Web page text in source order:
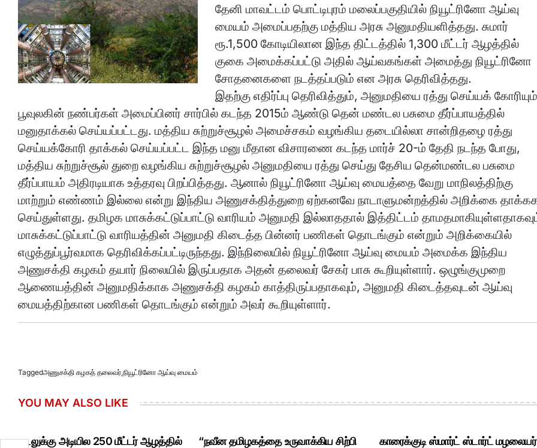
தேனி மாவட்டம் பொட்டிபுரம் மலைப்பகுதியில் நியூட்ரினோ ஆய்வு
மையம் அமைப்பதற்கு மத்திய அரசு அனுமதியளித்தது. சுமார்
ரூ.1,500 கோடியிலான இந்த திட்டத்தில் 1,300 மீட்டர் ஆழத்தில்
குகை அமைக்கப்பட்டு அதில் ஆய்வகங்கள் அமைத்து நியூட்ரினோ
சோதனைகளை நடத்தப்படும் என அரசு தெரிவித்தது.
இதற்கு எதிர்ப்பு தெரிவித்தும், அனுமதியை ரத்து செய்யக் கோரியும்
பூவுலகின் நண்பர்கள் அமைப்பினர் சார்பில் கடந்த 2015ம் ஆண்டு தென் மண்டல பசுமை தீர்ப்பாயத்தில்
மனுதாக்கல் செய்யப்பட்டது. மத்திய சுற்றுச்சூழல் அமைச்சகம் வழங்கிய தடையில்லா சான்றிதழை ரத்து
செய்யக்கோரி தாக்கல் செய்யப்பட்ட இந்த மனு மீதான விசாரணை கடந்த மார்ச் 20-ம் தேதி நடந்த போது,
மத்திய சுற்றுச்சூல் துறை வழங்கிய சுற்றுச்சூழல் அனுமதியை ரத்து செய்து தேசிய தென்மண்டல பசுமை
தீர்ப்பாயம் அதிரடியாக உத்தரவு பிறப்பித்தது. ஆனால் நியூட்ரினோ ஆய்வு மையத்தை வேறு மாநிலத்திற்கு
மாற்றும் எண்ணம் இல்லை என்று இந்திய அணுசக்தித்துறை ஏற்கனவே நாடாளுமன்றத்தில் அறிக்கை
செய்துள்ளது. தமிழக மாசுக்கட்டுப்பாட்டு வாரியம் அனுமதி இல்லாததால் இத்திட்டம்
மாசுக்கட்டுப்பாட்டு வாரியத்தின் அனுமதி கிடைத்த பின்னர் பணிகள் தொடங்கும் என்றும் அறிக்கையில்
எழுத்துப்பூர்வமாக தெரிவிக்கப்பட்டிருந்தது. இந்நிலையில் நியூட்ரினோ ஆய்வு மையம் அமைக்க இந்திய
அணுசக்தி கழகம் தயார் நிலையில் இருப்பதாக அதன் தலைவர் சேகர் பாசு கூறியுள்ளார். ஒழுங்குமுறை
ஆணையத்தின் அனுமதிக்காக அணுசக்தி கழகம் காத்திருப்பதாகவும், அனுமதி கிடைத்தவுடன் ஆய்வு
மையத்திற்கான பணிகள் தொடங்கும் என்றும் அவர் கூறியுள்ளார்.
Taggedஅணுசக்தி கழகத் தலைவர் நியூட்ரினோ ஆய்வு மையம்
YOU MAY ALSO LIKE
கடலுக்கு அடியில 250 மீட்டர் ஆழத்தில்
“நவீன தமிழகத்தை உருவாக்கிய சிற்பி
காரைக்குடி ஸ்மார்ட் ஸ்டார்ட் மழலையர்